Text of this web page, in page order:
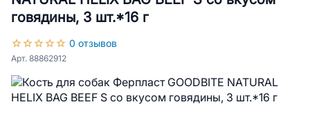
говядины, 3 шт.*16 г
0 отзывов
Арт. 88862912